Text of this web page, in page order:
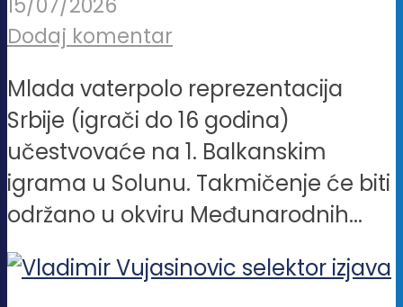
Dodaj komentar
Mlada vaterpolo reprezentacija
Srbije (igrači do 16 godina)
učestvovaće na 1. Balkanskim
igrama u Solunu. Takmičenje će biti
održano u okviru Međunarodnih...